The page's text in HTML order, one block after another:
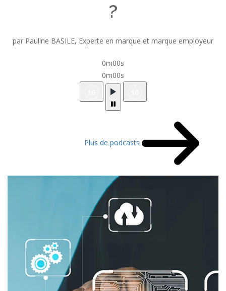
?
par Pauline BASILE, Experte en marque et marque employeur
0m00s
0m00s
Plus de podcasts